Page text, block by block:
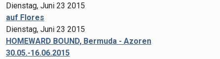
Dienstag, Juni 23 2015
auf Flores
Dienstag, Juni 23 2015
HOMEWARD BOUND, Bermuda - Azoren
30.05.-16.06.2015